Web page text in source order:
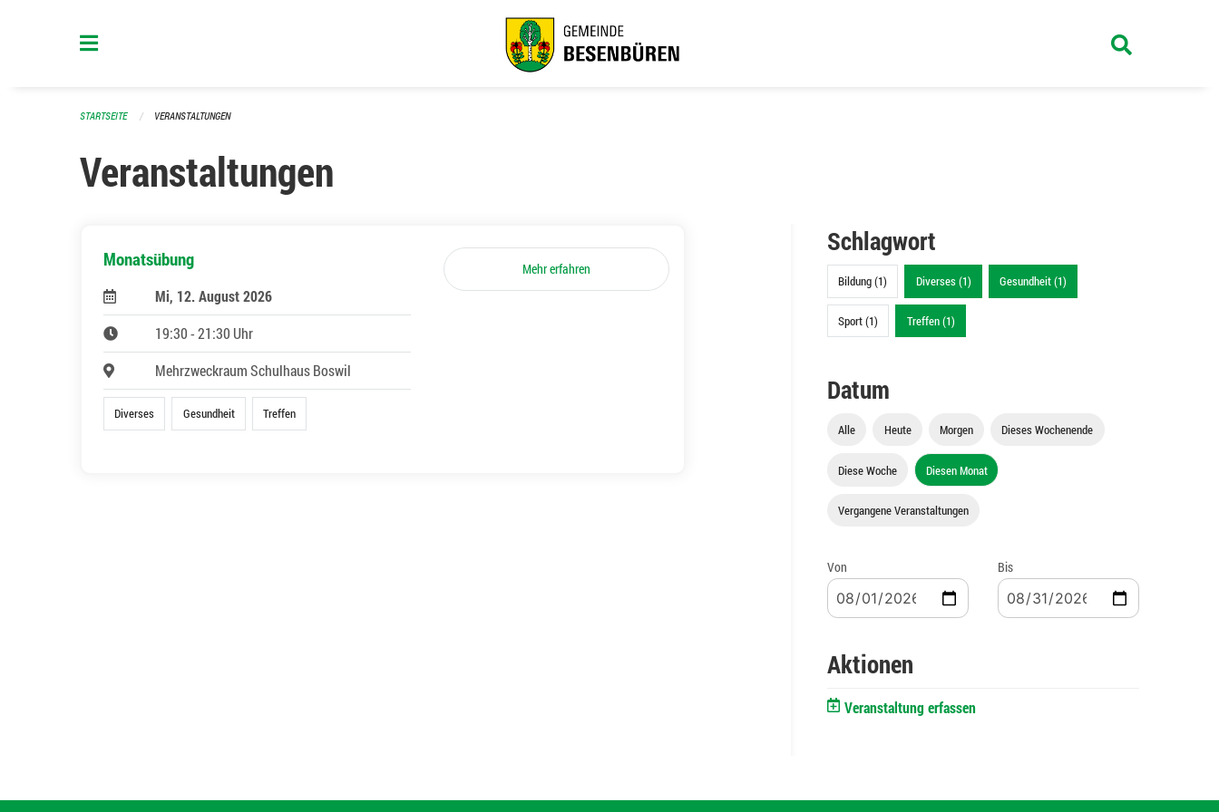
STARTSEITE VERANSTALTUNGEN
Veranstaltungen
Monatsübung
Mi, 12. August 2026
19:30 - 21:30 Uhr
Mehrzweckraum Schulhaus Boswil
Diverses Gesundheit Treffen
Mehr erfahren
Schlagwort
Bildung (1) Diverses (1) Gesundheit (1)
Sport (1) Treffen (1)
Datum
Alle Heute Morgen Dieses Wochenende
Diese Woche Diesen Monat
Vergangene Veranstaltungen
Von Bis
Aktionen
Veranstaltung erfassen